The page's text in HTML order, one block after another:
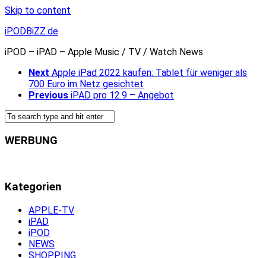
Skip to content
iPODBiZZ.de
iPOD – iPAD – Apple Music / TV / Watch News
Next Apple iPad 2022 kaufen: Tablet für weniger als
700 Euro im Netz gesichtet
Previous iPAD pro 12.9 – Angebot
WERBUNG
Kategorien
APPLE-TV
iPAD
iPOD
NEWS
SHOPPING